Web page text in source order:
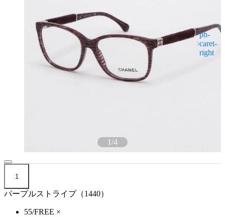
1/4
1
パープルストライプ（1440）
55/FREE ×